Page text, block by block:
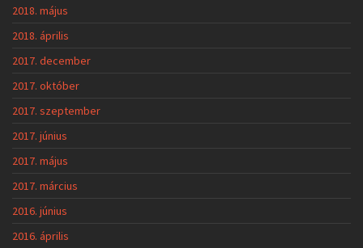
2018. május
2018. április
2017. december
2017. október
2017. szeptember
2017. június
2017. május
2017. március
2016. június
2016. április